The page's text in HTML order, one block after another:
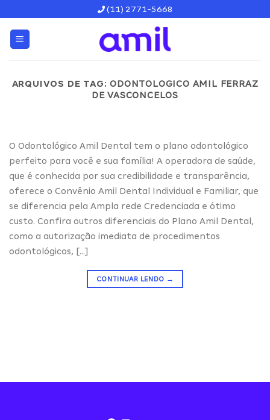
content
(11) 2771-5668
ARQUIVOS DE TAG:ODONTOLOGICO AMIL FERRAZ
DE VASCONCELOS
O Odontológico Amil Dental tem o plano odontológico
perfeito para você e sua família! A operadora de saúde,
que é conhecida por sua credibilidade e transparência,
oferece o Convênio Amil Dental Individual e Familiar, que
se diferencia pela Ampla rede Credenciada e ótimo
custo. Confira outros diferenciais do Plano Amil Dental,
como a autorização imediata de procedimentos
odontológicos, […]
CONTINUAR LENDO →